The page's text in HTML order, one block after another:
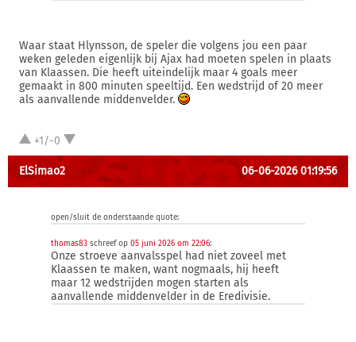
Waar staat Hlynsson, de speler die volgens jou een paar
weken geleden eigenlijk bij Ajax had moeten spelen in plaats
van Klaassen. Die heeft uiteindelijk maar 4 goals meer
gemaakt in 800 minuten speeltijd. Een wedstrijd of 20 meer
als aanvallende middenvelder.
+1/-0
ElSimao2 06-06-2026 01:19:56
open/sluit de onderstaande quote:
thomas83 schreef op 05 juni 2026 om 22:06:
Onze stroeve aanvalsspel had niet zoveel met
Klaassen te maken, want nogmaals, hij heeft
maar 12 wedstrijden mogen starten als
aanvallende middenvelder in de Eredivisie.